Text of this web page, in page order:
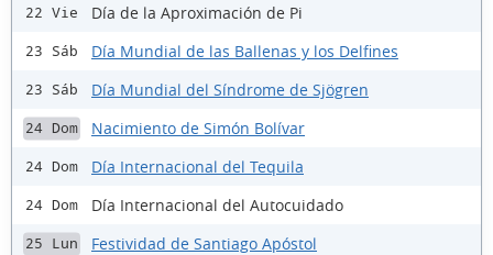
22 Vie Día de la Aproximación de Pi
23 Sáb Día Mundial de las Ballenas y los Delfines
23 Sáb Día Mundial del Síndrome de Sjögren
24 Dom Nacimiento de Simón Bolívar
24 Dom Día Internacional del Tequila
24 Dom Día Internacional del Autocuidado
25 Lun Festividad de Santiago Apóstol